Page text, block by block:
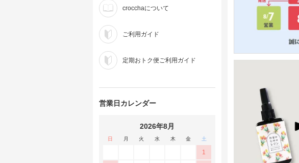
crocchaについて
ご利用ガイド
定期おトク便ご利用ガイド
営業日カレンダー
2026年8月
日 月 火 水 木 金 土
1